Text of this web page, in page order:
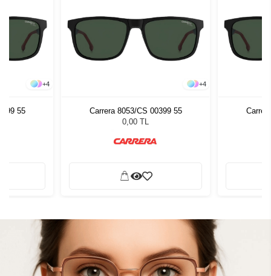
+4
55
+4
Carrera 8053/CS 00399 55
0,00 TL